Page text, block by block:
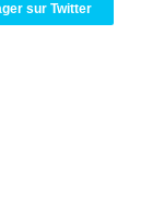
sur Twitter